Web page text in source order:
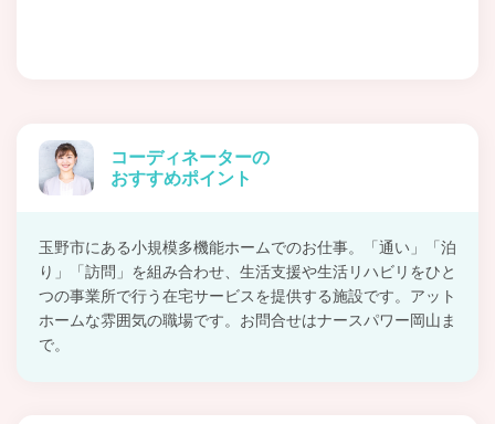
コーディネーターの
おすすめポイント
玉野市にある小規模多機能ホームでのお仕事。「通い」「泊
り」「訪問」を組み合わせ、生活支援や生活リハビリをひと
つの事業所で行う在宅サービスを提供する施設です。アット
ホームな雰囲気の職場です。お問合せはナースパワー岡山ま
で。